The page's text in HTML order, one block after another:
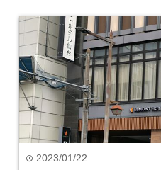
time 2023/01/22